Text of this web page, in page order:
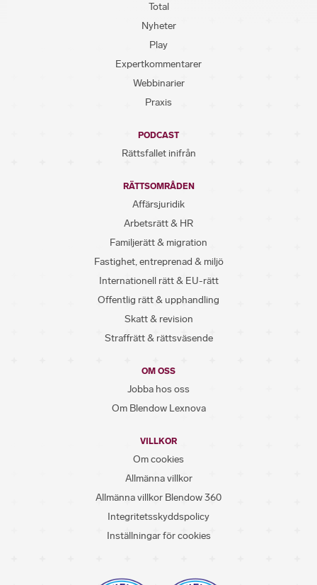
Total
Nyheter
Play
Expertkommentarer
Webbinarier
Praxis
PODCAST
Rättsfallet inifrån
RÄTTSOMRÅDEN
Affärsjuridik
Arbetsrätt & HR
Familjerätt & migration
Fastighet, entreprenad & miljö
Internationell rätt & EU-rätt
Offentlig rätt & upphandling
Skatt & revision
Straffrätt & rättsväsende
OM OSS
Jobba hos oss
Om Blendow Lexnova
VILLKOR
Om cookies
Allmänna villkor
Allmänna villkor Blendow 360
Integritetsskyddspolicy
Inställningar för cookies